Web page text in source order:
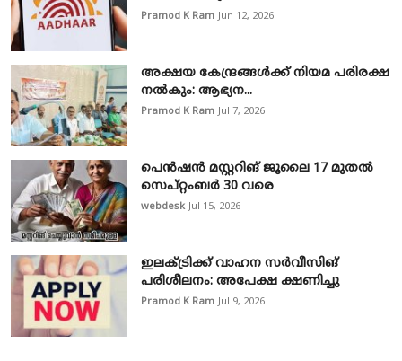
Pramod K Ram Jun 12, 2026
അക്ഷയ കേന്ദ്രങ്ങള്‍ക്ക് നിയമ പരിരക്ഷ
നൽകും: ആഭ്യന...
Pramod K Ram Jul 7, 2026
പെൻഷൻ മസ്റ്ററിങ് ജൂലൈ 17 മുതൽ
സെപ്റ്റംബർ 30 വരെ
webdesk Jul 15, 2026
ഇലക്ട്രിക്ക് വാഹന സർവീസിങ്
പരിശീലനം: അപേക്ഷ ക്ഷണിച്ചു
Pramod K Ram Jul 9, 2026